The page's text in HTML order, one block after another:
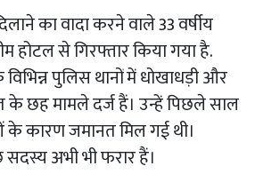
का वादा करने वाले 33 वर्षीय
होटल से गिरफ्तार किया गया है.
पुलिस थानों में धोखाधड़ी और
के छह मामले दर्ज हैं। उन्हें पिछले साल
कारण जमानत मिल गई थी।
अभी भी फरार हैं।